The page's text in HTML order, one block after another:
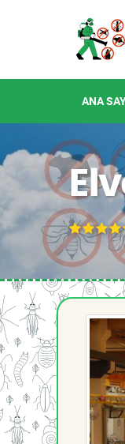
ANA